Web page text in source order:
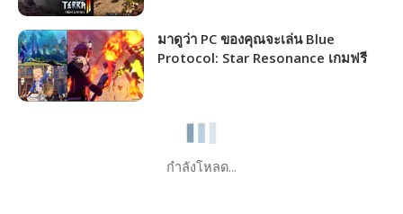
มาดูว่า PC ของคุณจะเล่น Blue
Protocol: Star Resonance เกมฟรี
กำลังโหลด...